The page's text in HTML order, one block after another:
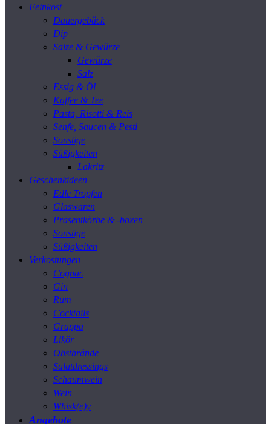
Feinkost
Dauergebäck
Dip
Salze & Gewürze
Gewürze
Salz
Essig & Öl
Kaffee & Tee
Pasta, Risotti & Reis
Senfe, Saucen & Pesti
Sonstige
Süßigkeiten
Lakritz
Geschenkideen
Edle Tropfen
Glaswaren
Präsentkörbe & -boxen
Sonstige
Süßigkeiten
Verkostungen
Cognac
Gin
Rum
Cocktails
Grappa
Likör
Obstbrände
Salatdressings
Schaumwein
Wein
Whisk(e)y
Angebote